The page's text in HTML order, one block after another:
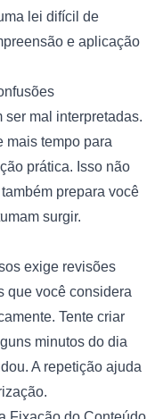
lei difícil de
e aplicação
mal interpretadas.
mais tempo para
prática. Isso não
prepara você
surgir.
exige revisões
que você considera
Tente criar
minutos do dia
A repetição ajuda